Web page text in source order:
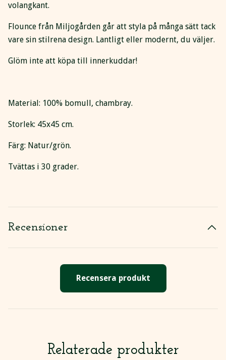
volangkant.
Flounce från Miljogården går att styla på många sätt tack
vare sin stilrena design. Lantligt eller modernt, du väljer.
Glöm inte att köpa till innerkuddar!
Material: 100% bomull, chambray.
Storlek: 45x45 cm.
Färg: Natur/grön.
Tvättas i 30 grader.
Recensioner
Recensera produkt
Relaterade produkter